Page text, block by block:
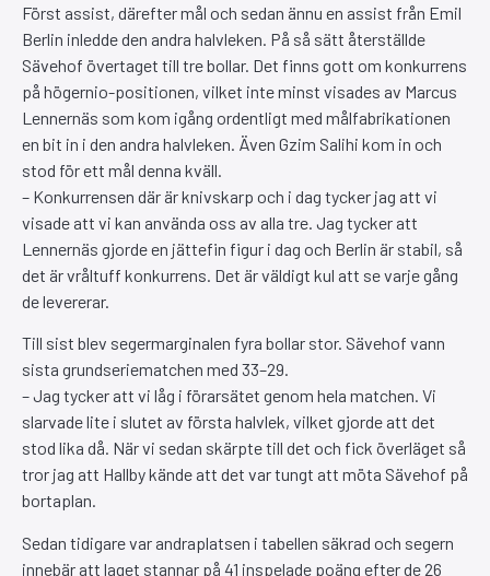
Först assist, därefter mål och sedan ännu en assist från Emil
Berlin inledde den andra halvleken. På så sätt återställde
Sävehof övertaget till tre bollar. Det finns gott om konkurrens
på högernio-positionen, vilket inte minst visades av Marcus
Lennernäs som kom igång ordentligt med målfabrikationen
en bit in i den andra halvleken. Även Gzim Salihi kom in och
stod för ett mål denna kväll.
– Konkurrensen där är knivskarp och i dag tycker jag att vi
visade att vi kan använda oss av alla tre. Jag tycker att
Lennernäs gjorde en jättefin figur i dag och Berlin är stabil, så
det är vråltuff konkurrens. Det är väldigt kul att se varje gång
de levererar.
Till sist blev segermarginalen fyra bollar stor. Sävehof vann
sista grundseriematchen med 33–29.
– Jag tycker att vi låg i förarsätet genom hela matchen. Vi
slarvade lite i slutet av första halvlek, vilket gjorde att det
stod lika då. När vi sedan skärpte till det och fick överläget så
tror jag att Hallby kände att det var tungt att möta Sävehof på
bortaplan.
Sedan tidigare var andraplatsen i tabellen säkrad och segern
innebär att laget stannar på 41 inspelade poäng efter de 26